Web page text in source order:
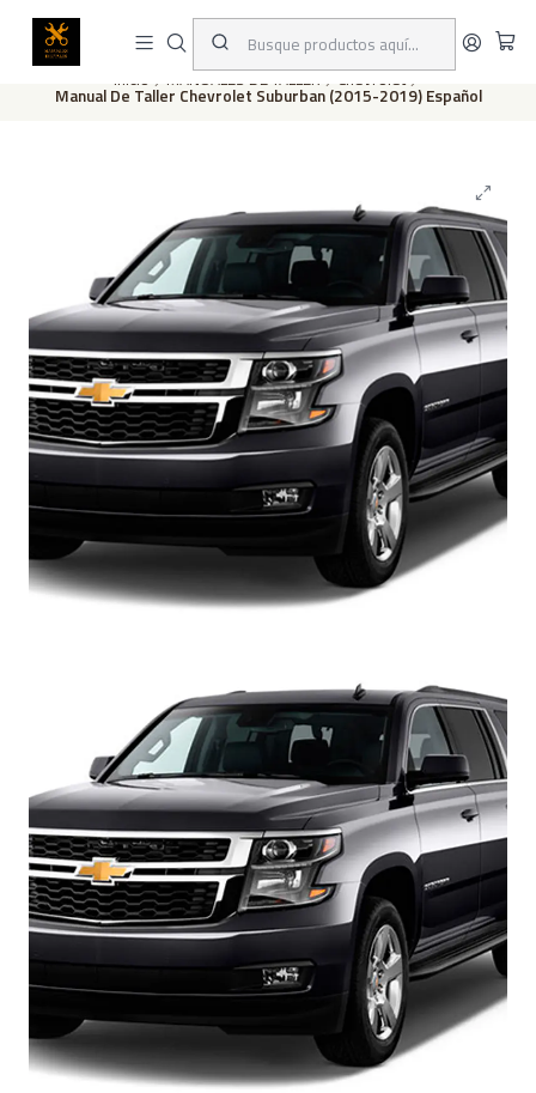
Este es el texto del slide
Inicio MANUALES DE TALLER Chevrolet
Manual De Taller Chevrolet Suburban (2015-2019) Español